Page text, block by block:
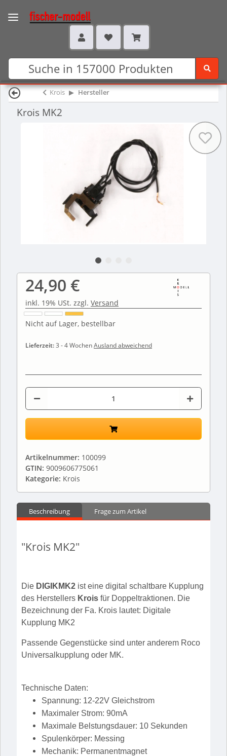
Krois Hersteller
Krois MK2
24,90 €
inkl. 19% USt. zzgl. Versand
Nicht auf Lager, bestellbar
Lieferzeit:3 - 4 WochenAusland abweichend
Artikelnummer: 100099
GTIN: 9009606775061
Kategorie: Krois
Beschreibung Frage zum Artikel
"Krois MK2"
Die DIGIKMK2ist eine digital schaltbare Kupplung
des Herstellers Kroisfür Doppeltraktionen. Die
Bezeichnung der Fa. Krois lautet: Digitale
Kupplung MK2
Passende Gegenstücke sind unter anderem Roco
Universalkupplung oder MK.
Technische Daten:
Spannung: 12-22V Gleichstrom
Maximaler Strom: 90mA
Maximale Belstungsdauer: 10 Sekunden
Spulenkörper: Messing
Mechanik: Permanentmagnet